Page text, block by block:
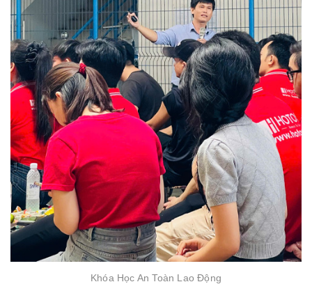
Khóa Học An Toàn Lao Động